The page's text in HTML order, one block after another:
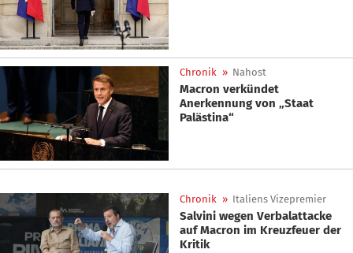
Chronik » Nahost
Macron verkündet
Anerkennung von „Staat
Palästina“
Chronik » Italiens Vizepremier
Salvini wegen Verbalattacke
auf Macron im Kreuzfeuer der
Kritik